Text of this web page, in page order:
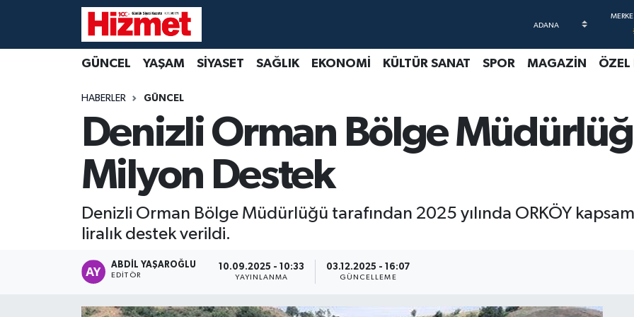
GÜNCEL YAŞAM SİYASET SAĞLIK EKONOMİ KÜLTÜR SANAT SPOR MAGAZİN ÖZEL
HABERLER GÜNCEL
Denizli Orman Bölge
Milyon Destek
Denizli Orman Bölge Müdürlüğü tarafından 2025 yılında ORKÖY
liralık destek verildi.
ABDIL YAŞAROĞLU
EDITÖR
10.09.2025 - 10:33
YAYINLANMA
03.12.2025 - 16:07
GÜNCELLEME
KÜLTÜR SANAT
MAGAZİN
Denizli Nöbetçi Eczaneler
Denizli Trafik Yoğunluk Haritası
Süper Lig Puan Durumu ve Fikstür
Son Dakika Haberleri
Haber Arşivi